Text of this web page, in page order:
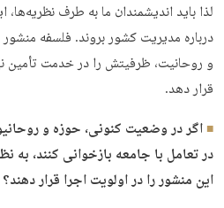
لذا باید اندیشمندان ما به ­طرف
درباره مدیریت کشور بروند. فلسفه
و روحانیت، ظرفیتش را در خدمت تأمین
قرار دهد.
اگر در وضعیت کنونی، حوزه و
در تعامل با جامعه بازخوانی کنند، به
این منشور را در اولویت اجرا قرار دهند؟